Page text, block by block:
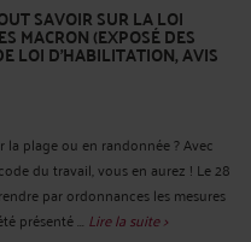
SAVOIR SUR LA LOI
MACRON (EXPOSÉ DES
LOI D’HABILITATION, AVIS
plage ou en randonnée ? Avec
du travail, vous en aurez ! Le 28
par ordonnances les mesures
présenté ... Lire la suite >